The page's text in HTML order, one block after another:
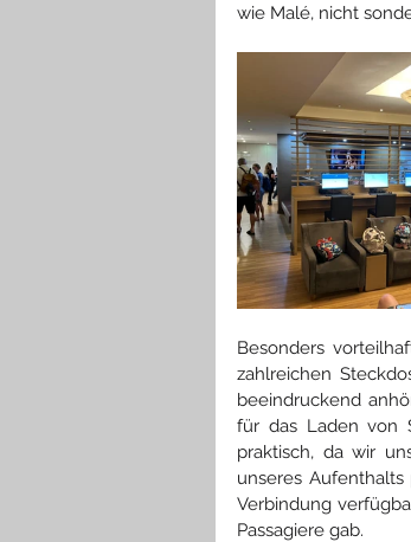
wie Malé, nicht
Besonders
zahlreichen
beeindruckend
für das Laden von
praktisch, da wir
unseres
Verbindung
Passagiere gab.